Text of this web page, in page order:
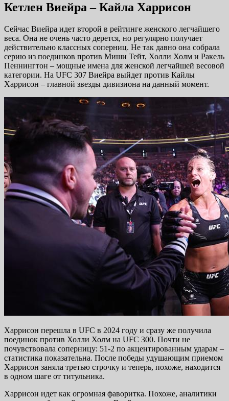
Кетлен Виейра – Кайла Харрисон
Сейчас Виейра идет второй в рейтинге женского легчайшего
веса. Она не очень часто дерется, но регулярно получает
действительно классных соперниц. Не так давно она собрала
серию из поединков против Миши Тейт, Холли Холм и Ракель
Пеннингтон – мощные имена для женской легчайшей весовой
категории. На UFC 307 Виейра выйдет против Кайлы
Харрисон – главной звезды дивизиона на данный момент.
Харрисон перешла в UFC в 2024 году и сразу же получила
поединок против Холли Холм на UFC 300. Почти не
почувствовала соперницу: 51-2 по акцентированным ударам –
статистика показательна. После победы удушающим приемом
Харрисон заняла третью строчку и теперь, похоже, находится
в одном шаге от титульника.
Харрисон идет как огромная фаворитка. Похоже, аналитики